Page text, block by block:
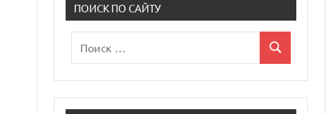
ПОИСК ПО САЙТУ
для:
Поиск